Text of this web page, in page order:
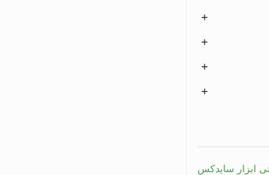
ابزار سایدکس